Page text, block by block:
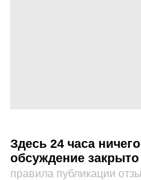
Здесь 24 часа
обсуждение закрыто
правила публикации